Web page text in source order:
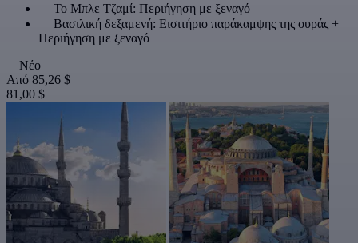
Το Μπλε Τζαμί: Περιήγηση με ξεναγό
Βασιλική δεξαμενή: Εισιτήριο παράκαμψης της ουράς +
Περιήγηση με ξεναγό
Νέο
Από 85,26 $
81,00 $